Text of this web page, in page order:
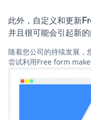
此外，自定义和更新
并且很可能会引起新的
随着您公司的持续发展，
尝试利用Free form